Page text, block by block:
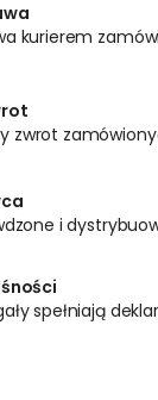
kurierem
zwrot
i
spełniają